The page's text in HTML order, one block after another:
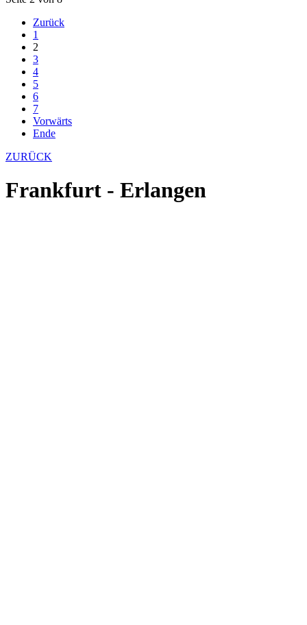
Zurück
1
2
3
4
5
6
7
Vorwärts
Ende
ZURÜCK
Frankfurt - Erlangen